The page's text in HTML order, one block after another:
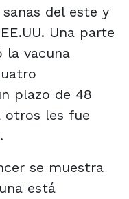
del este y
Una parte
la vacuna
plazo de 48
otros les fue
se muestra
está